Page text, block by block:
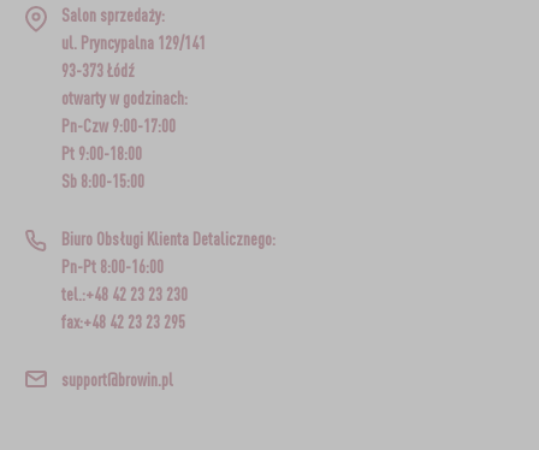
Salon sprzedaży:
ul. Pryncypalna 129/141
93-373 Łódź
otwarty w godzinach:
Pn-Czw 9:00-17:00
Pt 9:00-18:00
Sb 8:00-15:00
Biuro Obsługi Klienta Detalicznego:
Pn-Pt 8:00-16:00
tel.:+48 42 23 23 230
fax:+48 42 23 23 295
support@browin.pl